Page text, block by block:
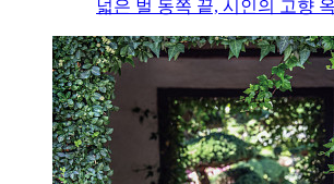
넓은 벌 동쪽 끝, 시인의 고향